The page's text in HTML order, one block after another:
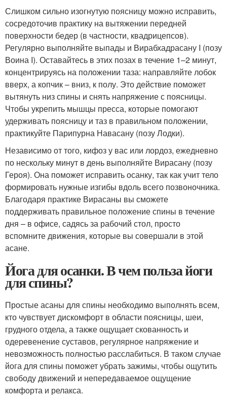
Слишком сильно изогнутую поясницу можно исправить,
сосредоточив практику на вытяжении передней
поверхности бедер (в частности, квадрицепсов).
Регулярно выполняйте выпады и Вирабхадрасану I (позу
Воина I). Оставайтесь в этих позах в течение 1–2 минут,
концентрируясь на положении таза: направляйте лобок
вверх, а копчик – вниз, к полу. Это действие поможет
вытянуть низ спины и снять напряжение с поясницы.
Чтобы укрепить мышцы пресса, которые помогают
удерживать поясницу и таз в правильном положении,
практикуйте Парипурна Навасану (позу Лодки).
Независимо от того, кифоз у вас или лордоз, ежедневно
по нескольку минут в день выполняйте Вирасану (позу
Героя). Она поможет исправить осанку, так как учит тело
формировать нужные изгибы вдоль всего позвоночника.
Благодаря практике Вирасаны вы сможете
поддерживать правильное положение спины в течение
дня – в офисе, садясь за рабочий стол, просто
вспомните движения, которые вы совершали в этой
асане.
Йога для осанки. В чем польза йоги
для спины?
Простые асаны для спины необходимо выполнять всем,
кто чувствует дискомфорт в области поясницы, шеи,
грудного отдела, а также ощущает скованность и
одеревенение суставов, регулярное напряжение и
невозможность полностью расслабиться. В таком случае
йога для спины поможет убрать зажимы, чтобы ощутить
свободу движений и непередаваемое ощущение
комфорта и релакса.